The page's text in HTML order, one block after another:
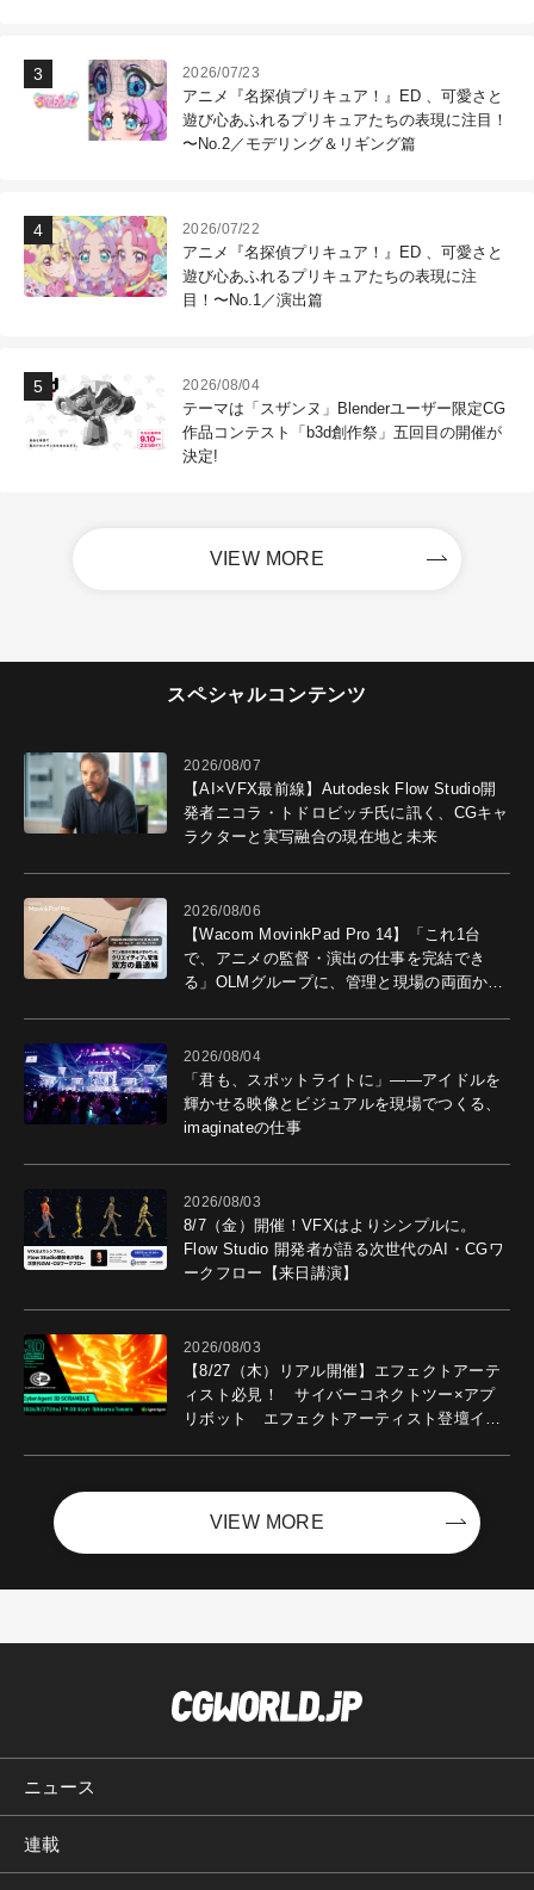
2026/07/23
アニメ『名探偵プリキュア！』ED 、可愛さと
遊び心あふれるプリキュアたちの表現に注目！
〜No.2／モデリング＆リギング篇
2026/07/22
アニメ『名探偵プリキュア！』ED 、可愛さと
遊び心あふれるプリキュアたちの表現に注
目！〜No.1／演出篇
2026/08/04
テーマは「スザンヌ」Blenderユーザー限定CG
作品コンテスト「b3d創作祭」五回目の開催が
決定!
VIEW MORE
スペシャルコンテンツ
2026/08/07
【AI×VFX最前線】Autodesk Flow Studio開
発者ニコラ・トドロビッチ氏に訊く、CGキャ
ラクターと実写融合の現在地と未来
2026/08/06
【Wacom MovinkPad Pro 14】「これ1台
で、アニメの監督・演出の仕事を完結でき
る」OLMグループに、管理と現場の両面から
2026/08/04
「君も、スポットライトに」――アイドルを
輝かせる映像とビジュアルを現場でつくる、
imaginateの仕事
2026/08/03
8/7（金）開催！VFXはよりシンプルに。
Flow Studio 開発者が語る次世代のAI・CGワ
ークフロー【来日講演】
2026/08/03
【8/27（木）リアル開催】エフェクトアーテ
ィスト必見！ サイバーコネクトツー×アプ
リボット エフェクトアーティスト登壇イベ
VIEW MORE
ニュース
連載